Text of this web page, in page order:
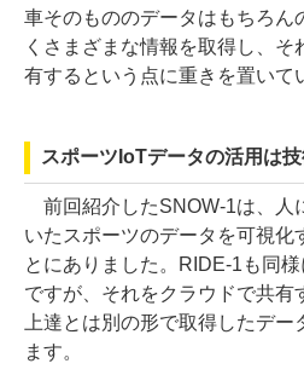
車そのもののデータはもちろん
くさまざまな情報を取得し、
有するという点に重きを置いて
スポーツIoTデータの活用は
前回紹介したSNOW-1は、人
いたスポーツのデータを可視化
とにありました。RIDE-1も同
ですが、それをクラウドで共有
上達とは別の形で取得したデ
ます。